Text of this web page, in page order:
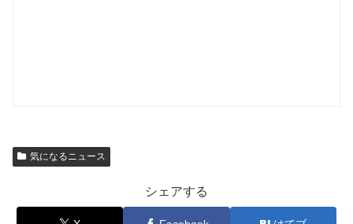
気になるニュース
シェアする